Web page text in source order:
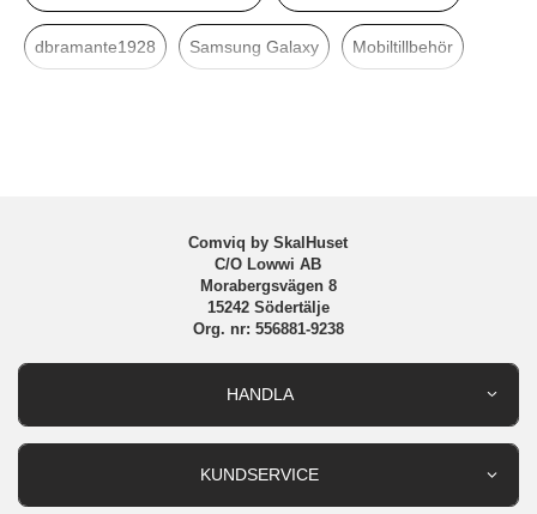
Färg
Material Återvunnen plast
dbramante1928 Samsung Galaxy Mobiltillbehör
Comviq by SkalHuset
C/O Lowwi AB
Morabergsvägen 8
15242 Södertälje
Org. nr: 556881-9238
HANDLA
KUNDSERVICE